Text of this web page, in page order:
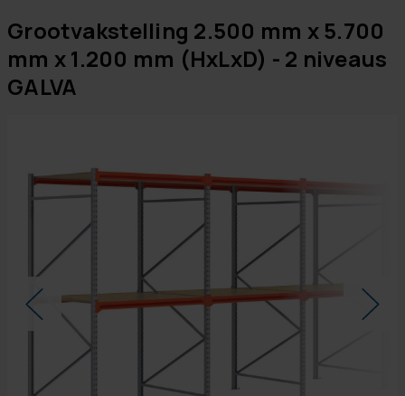
Grootvakstelling 2.500 mm x 5.700
mm x 1.200 mm (HxLxD) - 2 niveaus
GALVA